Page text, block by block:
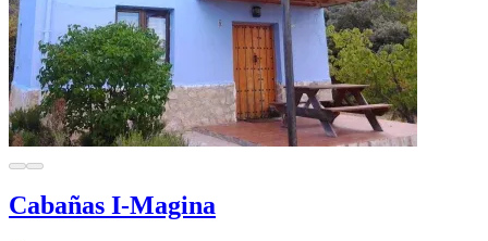
Cabañas I-Magina